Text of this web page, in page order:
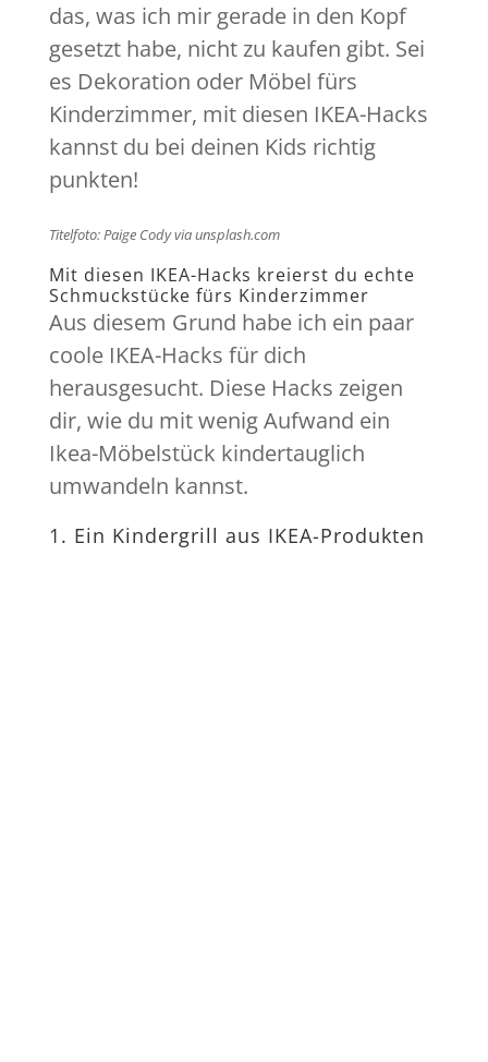
das, was ich mir gerade in den Kopf
gesetzt habe, nicht zu kaufen gibt. Sei
es Dekoration oder Möbel fürs
Kinderzimmer, mit diesen IKEA-Hacks
kannst du bei deinen Kids richtig
punkten!
Titelfoto: Paige Cody via unsplash.com
Mit diesen IKEA-Hacks kreierst du echte
Schmuckstücke fürs Kinderzimmer
Aus diesem Grund habe ich ein paar
coole IKEA-Hacks für dich
herausgesucht. Diese Hacks zeigen
dir, wie du mit wenig Aufwand ein
Ikea-Möbelstück kindertauglich
umwandeln kannst.
1. Ein Kindergrill aus IKEA-Produkten